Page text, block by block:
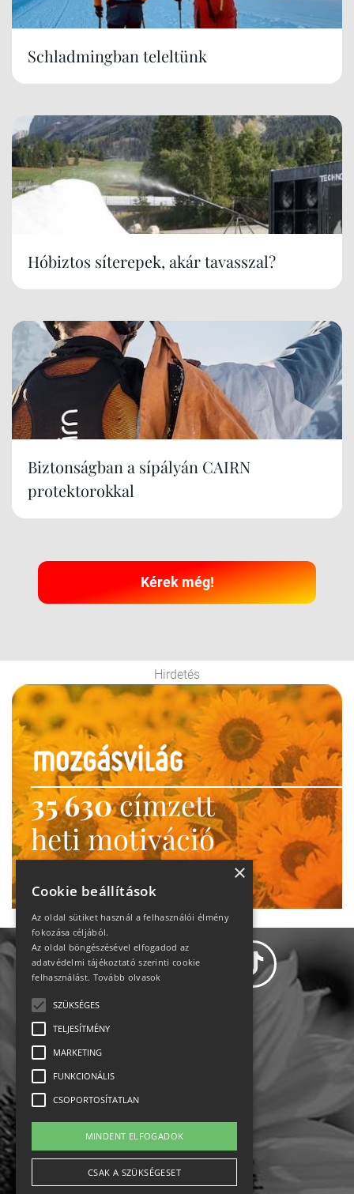
Schladmingban teleltünk
Hóbiztos síterepek, akár tavasszal?
Biztonságban a sípályán CAIRN
protektorokkal
Kérek még!
Hirdetés
35 630címzett
heti motiváció
Ne maradj le!
Impresszum-kapcsolat
Jogi nyilatkozat
Rólunk
×
Cookie beállítások
Az oldal sütiket használ a felhasználói élmény
fokozása céljából.
Az oldal böngészésével elfogadod az
adatvédelmi tájékoztató szerinti cookie
felhasználást. Tovább olvasok
SZÜKSÉGES
TELJESÍTMÉNY
MARKETING
FUNKCIONÁLIS
CSOPORTOSÍTATLAN
MINDENT ELFOGADOK
CSAK A SZÜKSÉGESET